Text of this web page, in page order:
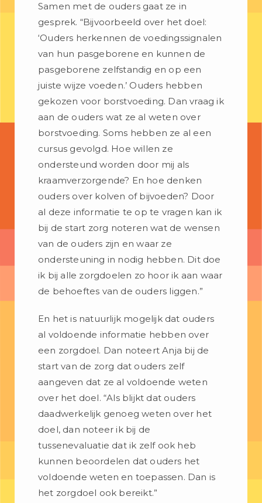
Samen met de ouders gaat ze in
gesprek. “Bijvoorbeeld over het doel:
‘Ouders herkennen de voedingssignalen
van hun pasgeborene en kunnen de
pasgeborene zelfstandig en op een
juiste wijze voeden.’ Ouders hebben
gekozen voor borstvoeding. Dan vraag ik
aan de ouders wat ze al weten over
borstvoeding. Soms hebben ze al een
cursus gevolgd. Hoe willen ze
ondersteund worden door mij als
kraamverzorgende? En hoe denken
ouders over kolven of bijvoeden? Door
al deze informatie te op te vragen kan ik
bij de start zorg noteren wat de wensen
van de ouders zijn en waar ze
ondersteuning in nodig hebben. Dit doe
ik bij alle zorgdoelen zo hoor ik aan waar
de behoeftes van de ouders liggen.”
En het is natuurlijk mogelijk dat ouders
al voldoende informatie hebben over
een zorgdoel. Dan noteert Anja bij de
start van de zorg dat ouders zelf
aangeven dat ze al voldoende weten
over het doel. “Als blijkt dat ouders
daadwerkelijk genoeg weten over het
doel, dan noteer ik bij de
tussenevaluatie dat ik zelf ook heb
kunnen beoordelen dat ouders het
voldoende weten en toepassen. Dan is
het zorgdoel ook bereikt.”